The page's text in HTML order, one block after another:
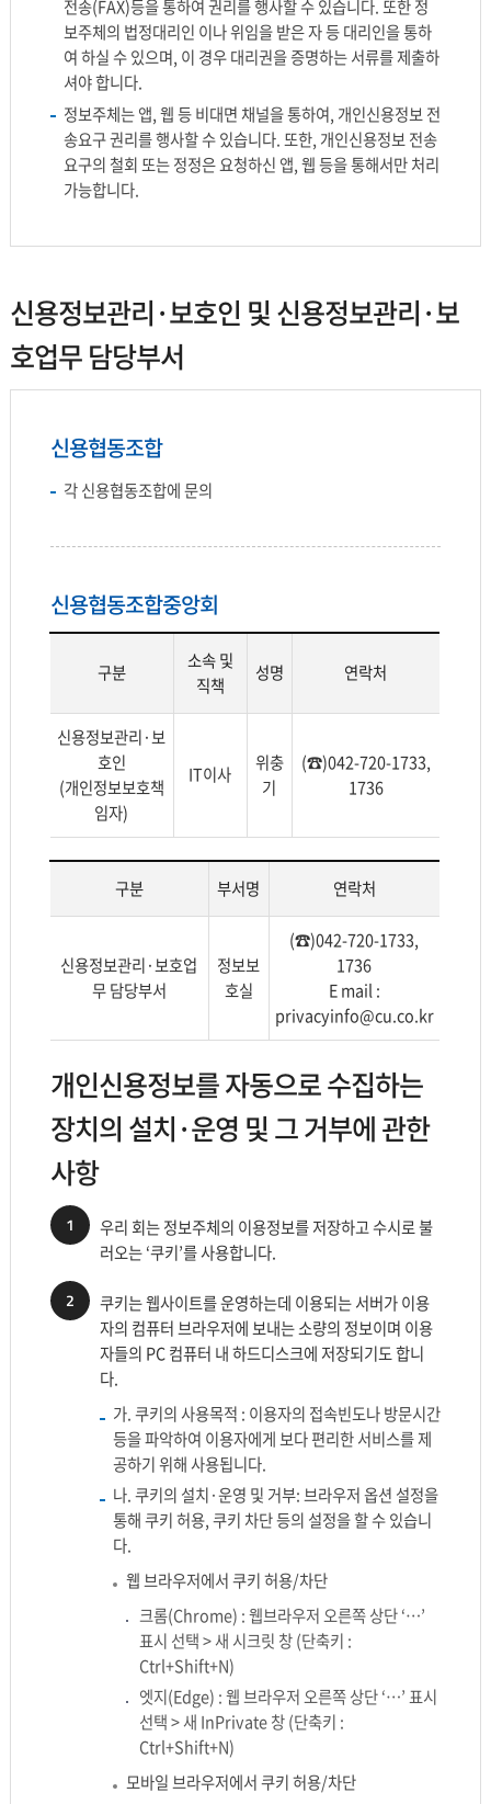
전송(FAX)등을 통하여 권리를 행사할 수 있습니다. 또한 정
보주체의 법정대리인 이나 위임을 받은 자 등 대리인을 통하
여 하실 수 있으며, 이 경우 대리권을 증명하는 서류를 제출하
셔야 합니다.
정보주체는 앱, 웹 등 비대면 채널을 통하여, 개인신용정보 전
송요구 권리를 행사할 수 있습니다. 또한, 개인신용정보 전송
요구의 철회 또는 정정은 요청하신 앱, 웹 등을 통해서만 처리
가능합니다.
신용정보관리·보호인 및 신용정보관리·보
호업무 담당부서
신용협동조합
각 신용협동조합에 문의
신용협동조합중앙회
구
분,
속
보
포
한
표
입
다.
구분
소속 및
직책
성명 연락처
신용정보관리·보
호인
(개인정보보호책
임자)
IT이사
위충
기
(☎)042-720-1733,
1736
분,
락
의
보
를
포
한
표
구분 부서명 연락처
신용정보관리·보호업
무 담당부서
정보보
호실
(☎)042-720-1733,
1736
E mail :
privacyinfo@cu.co.kr
개인신용정보를 자동으로 수집하는
장치의 설치·운영 및 그 거부에 관한
사항
1
우리 회는 정보주체의 이용정보를 저장하고 수시로 불
러오는 ‘쿠키’를 사용합니다.
2
쿠키는 웹사이트를 운영하는데 이용되는 서버가 이용
자의 컴퓨터 브라우저에 보내는 소량의 정보이며 이용
자들의 PC 컴퓨터 내 하드디스크에 저장되기도 합니
다.
가. 쿠키의 사용목적 : 이용자의 접속빈도나 방문시간
등을 파악하여 이용자에게 보다 편리한 서비스를 제
공하기 위해 사용됩니다.
나. 쿠키의 설치·운영 및 거부: 브라우저 옵션 설정을
통해 쿠키 허용, 쿠키 차단 등의 설정을 할 수 있습니
다.
웹 브라우저에서 쿠키 허용/차단
크롬(Chrome) : 웹브라우저 오른쪽 상단 ‘…’
표시 선택 > 새 시크릿 창 (단축키 :
Ctrl+Shift+N)
엣지(Edge) : 웹 브라우저 오른쪽 상단 ‘…’ 표시
선택 > 새 InPrivate 창 (단축키 :
Ctrl+Shift+N)
모바일 브라우저에서 쿠키 허용/차단